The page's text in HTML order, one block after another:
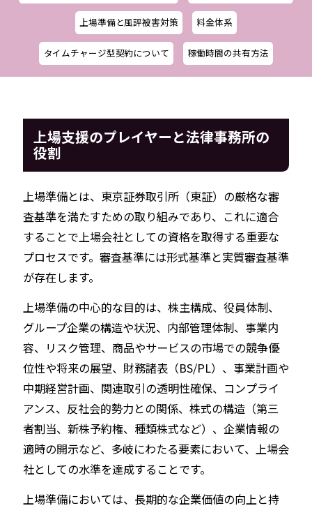
上場準備と風評被害対策 料金体系
タイムチャージ型契約について 稼働時間の共有方法
上場支援のプレイヤーと法律事務所の
役割
上場準備とは、東京証券取引所（東証）の厳格な審
査基準を満たすための取り組みであり、これに適合
することで上場会社としての資格を取得する重要な
プロセスです。審査基準には形式基準と実質審査基準
が存在します。
上場準備の中心的な目的は、株主構成、役員体制、
グループ企業の構造や状況、内部管理体制、事業内
容、リスク管理、商品やサービスの市場での競争優
位性や将来の展望、財務諸表（BS/PL）、事業計画や
中期経営計画、関連取引の透明性確保、コンプライ
アンス、反社会的勢力との関係、株式の構造（第三
者割当、新株予約権、種類株式など）、企業情報の
適時の開示など、多岐にわたる要素において、上場会
社としての水準を達成することです。
上場準備においては、長期的な企業価値の向上と持